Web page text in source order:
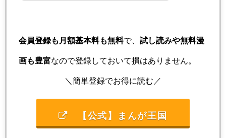
会員登録も月額基本料も無料で、 試し読みや無料漫
画も豊富なので登録しておいて損はありません。
＼簡単登録でお得に読む／
【公式】まんが王国